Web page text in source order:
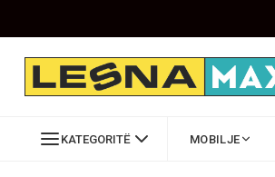
KATEGORITË MOBILJE